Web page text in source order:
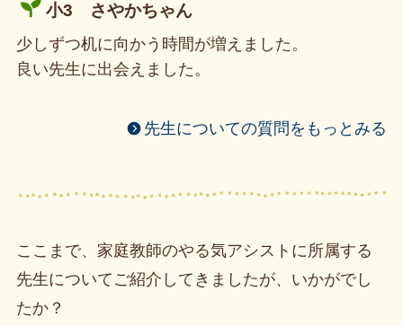
小3 さやかちゃん
少しずつ机に向かう時間が増えました。
良い先生に出会えました。
先生についての質問をもっとみる
ここまで、家庭教師のやる気アシストに所属する
先生についてご紹介してきましたが、いかがでし
たか？